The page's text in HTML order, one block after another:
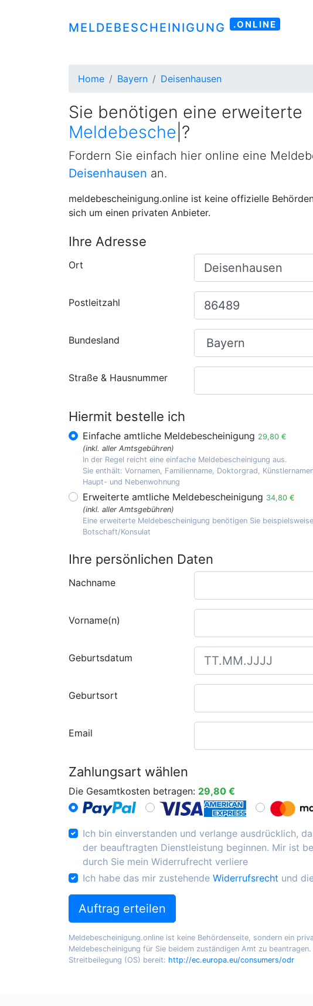
MELDEBESCHEINIGUNG .ONLINE
Home Bayern Deisenhausen
Sie benötigen eine erweiterte
Meldebescheinigung
Fordern Sie einfach hier online eine
Deisenhausen an.
meldebescheinigung.online ist keine offizielle
sich um einen privaten Anbieter.
Ihre Adresse
Ort
Postleitzahl
Bundesland
Straße & Hausnummer
Hiermit bestelle ich
Einfache amtliche Meldebescheinigung 29,80 €
(inkl. aller Amtsgebühren)
In der Regel reicht eine einfache Meldebescheinigung aus.
Sie enthält: Vornamen, Familienname, Doktorgrad,
Haupt- und Nebenwohnung
Erweiterte amtliche Meldebescheinigung 34,80 €
(inkl. aller Amtsgebühren)
Eine erweiterte Meldebescheinigung benötigen Sie
Botschaft/Konsulat
Ihre persönlichen Daten
Nachname
Vorname(n)
Geburtsdatum
Geburtsort
Email
Zahlungsart wählen
Die Gesamtkosten betragen: 29,80 €
Ich bin einverstanden und verlange ausdrücklich,
der beauftragten Dienstleistung beginnen. Mir ist
durch Sie mein Widerrufrecht verliere
Ich habe das mir zustehende Widerrufsrecht und
Auftrag erteilen
Meldebescheinigung.online ist keine Behördenseite, sondern ein
Meldebescheinigung für Sie beidem zuständigen Amt zu
Streitbeilegung (OS) bereit: http://ec.europa.eu/consumers/odr